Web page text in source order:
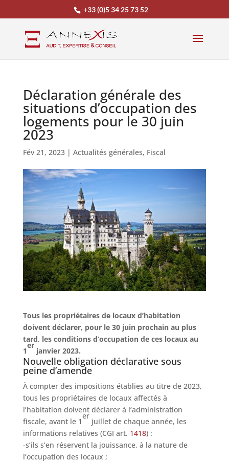
+33 (0)5 34 25 73 52
Déclaration générale des
situations d’occupation des
logements pour le 30 juin
2023
Fév 21, 2023| Actualités générales, Fiscal
Tous les propriétaires de locaux d’habitation
doivent déclarer, pour le 30 juin prochain au plus
tard, les conditions d’occupation de ces locaux au
1
er
janvier 2023.
Nouvelle obligation déclarative sous
peine d’amende
À compter des impositions établies au titre de 2023,
tous les propriétaires de locaux affectés à
l’habitation doivent déclarer à l’administration
fiscale, avant le 1
er
juillet de chaque année, les
informations relatives (CGI art. 1418) :
-s’ils s’en réservent la jouissance, à la nature de
l’occupation des locaux ;